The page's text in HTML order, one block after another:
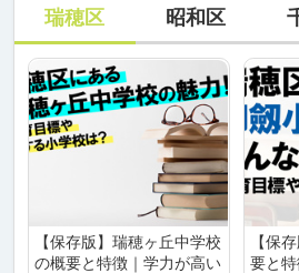
瑞穂区 昭和区
【保存版】瑞穂ヶ丘中学校
の概要と特徴｜学力が高い
【保
要と